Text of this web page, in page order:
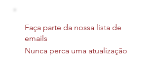
Faça parte da nossa lista de
emails
Nunca perca uma atualização